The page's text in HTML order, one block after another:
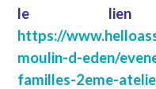
le lien
https://
moulin-d-eden/
familles-2eme-